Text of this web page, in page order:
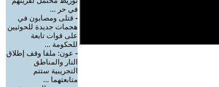
في حر ...
- قتلى ومصابون في
هجمات جديدة للحوثيين
على قوات تابعة
للحكومة ...
- عون: ملفا وقف إطلاق
النار والمناطق
التجريبية ستتم
متابعتهما ...